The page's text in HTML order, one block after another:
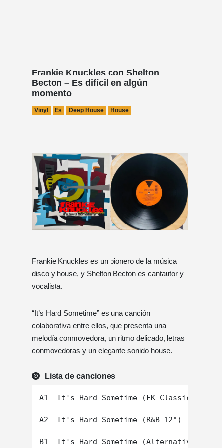
Frankie Knuckles con Shelton
Becton – Es difícil en algún
momento
Vinyl Es Deep House House
Frankie Knuckles es un pionero de la música
disco y house, y Shelton Becton es cantautor y
vocalista.
“It’s Hard Sometime” es una canción
colaborativa entre ellos, que presenta una
melodía conmovedora, un ritmo delicado, letras
conmovedoras y un elegante sonido house.
Lista de canciones
A1  It's Hard Sometime (FK Classic Club)
A2  It's Hard Sometime (R&B 12")
B1  It's Hard Sometime (Alternative 12")